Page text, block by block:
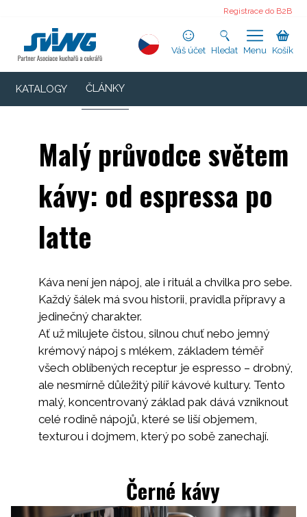
Registrace do B2B
Váš účet Hledat Menu Košík
KATALOGY ČLÁNKY
Malý průvodce světem
kávy: od espressa po
latte
Káva není jen nápoj, ale i rituál a chvilka pro sebe.
Každý šálek má svou historii, pravidla přípravy a
jedinečný charakter.
Ať už milujete čistou, silnou chuť nebo jemný
krémový nápoj s mlékem, základem téměř
všech oblíbených receptur je espresso – drobný,
ale nesmírně důležitý pilíř kávové kultury. Tento
malý, koncentrovaný základ pak dává vzniknout
celé rodině nápojů, které se liší objemem,
texturou i dojmem, který po sobě zanechají.
Černé kávy